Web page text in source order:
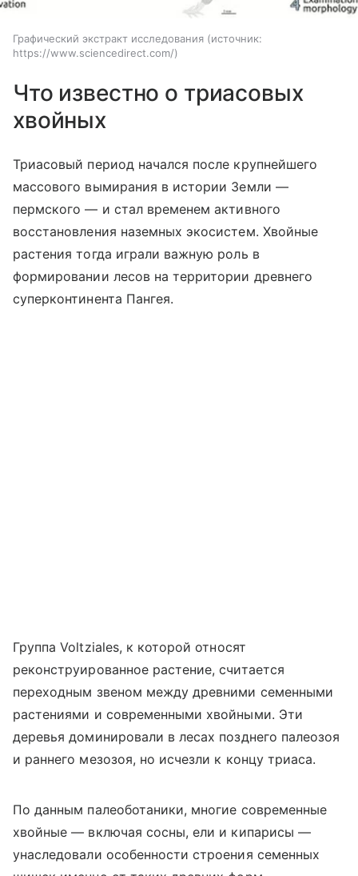
Графический экстракт исследования
источник:
https://www.sciencedirect.com/
Что известно о триасовых
хвойных
Триасовый период начался после крупнейшего
массового вымирания в истории Земли —
пермского — и стал временем активного
восстановления наземных экосистем. Хвойные
растения тогда играли важную роль в
формировании лесов на территории древнего
суперконтинента Пангея.
Группа Voltziales, к которой относят
реконструированное растение, считается
переходным звеном между древними семенными
растениями и современными хвойными. Эти
деревья доминировали в лесах позднего палеозоя
и раннего мезозоя, но исчезли к концу триаса.
По данным палеоботаники, многие современные
хвойные — включая сосны, ели и кипарисы —
унаследовали особенности строения семенных